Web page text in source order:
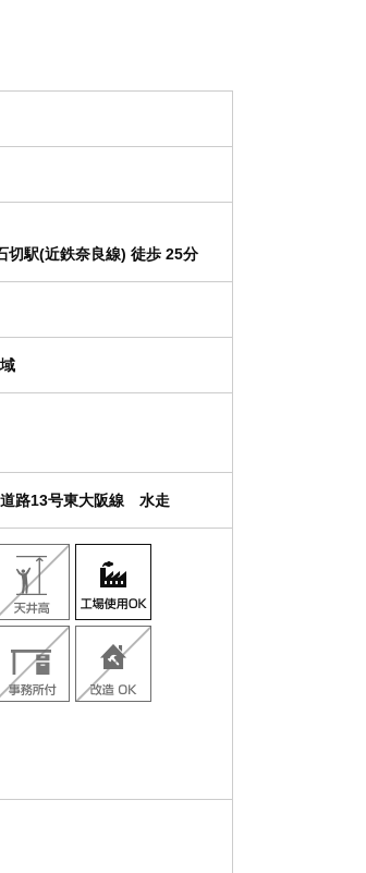
切駅(近鉄奈良線) 徒歩 25分
道路13号東大阪線 水走